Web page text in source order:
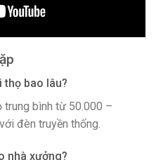
thọ bao lâu?
trung bình từ 50.000 –
đèn truyền thống.
nhà xưởng?